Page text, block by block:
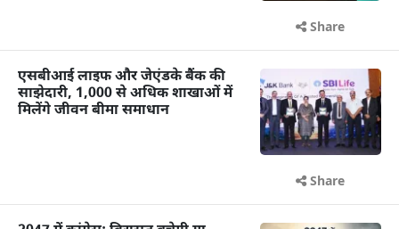
Share
एसबीआई लाइफ और जेएंडके बैंक की
साझेदारी, 1,000 से अधिक शाखाओं में
मिलेंगे जीवन बीमा समाधान
Share